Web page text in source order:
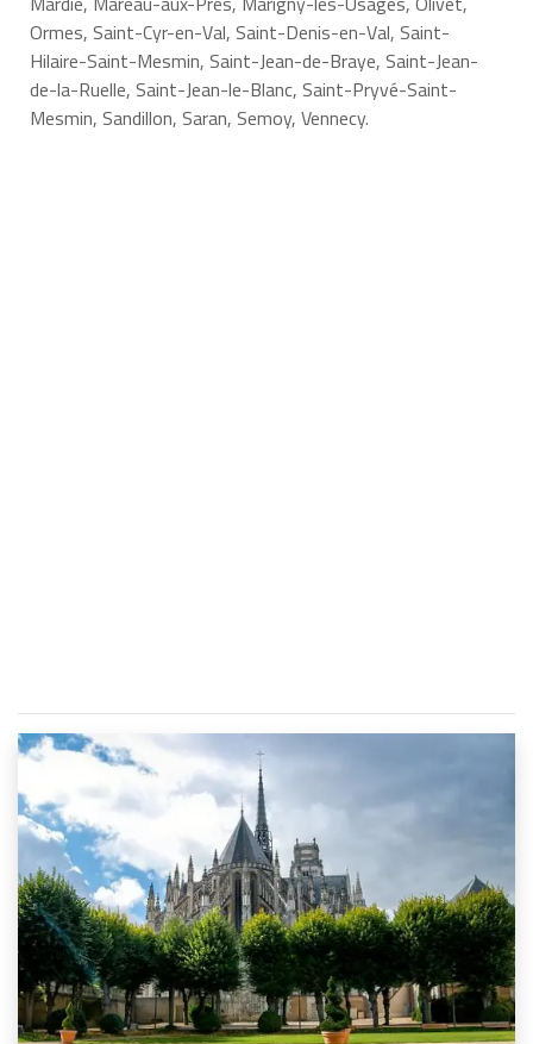
Ormes, Saint-Cyr-en-Val, Saint-Denis-en-Val, Saint-
Hilaire-Saint-Mesmin, Saint-Jean-de-Braye, Saint-Jean-
de-la-Ruelle, Saint-Jean-le-Blanc, Saint-Pryvé-Saint-
Mesmin, Sandillon, Saran, Semoy, Vennecy.